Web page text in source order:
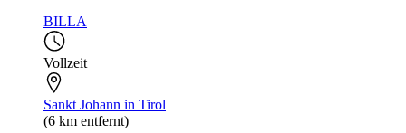
BILLA
Vollzeit
Sankt Johann in Tirol
(6 km entfernt)